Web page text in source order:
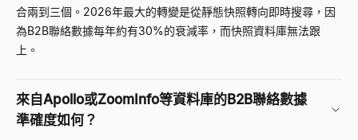
合兩到三個。2026年最大的轉變是從靜態快照轉向即時搜尋，因
為B2B聯絡數據每年約有30%的衰減率，而快照資料庫無法跟
上。
來自Apollo或ZoomInfo等資料庫的B2B聯絡數據
準確度如何？